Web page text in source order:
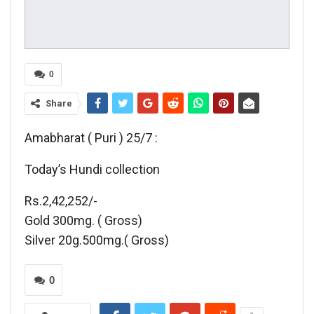
0
Share
Amabharat ( Puri ) 25/7 :
Today’s Hundi collection
Rs.2,42,252/-
Gold 300mg. ( Gross)
Silver 20g.500mg.( Gross)
0